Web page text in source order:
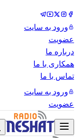
ورود به سایت
عضویت
درباره ما
همکاری با ما
تماس با ما
ورود به سایت
عضویت